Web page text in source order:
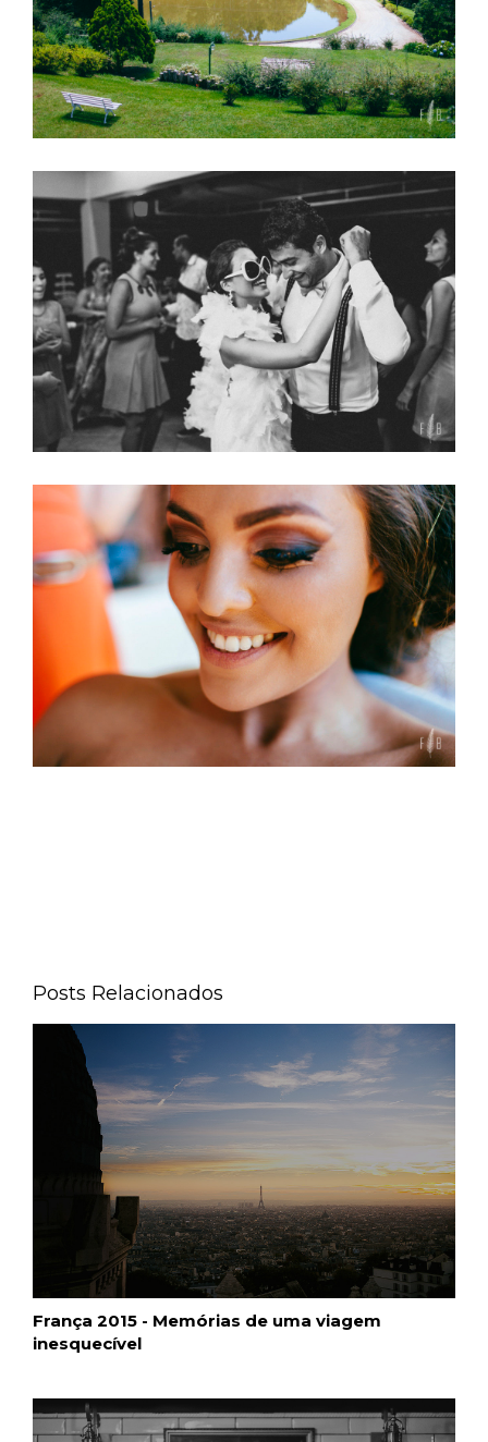
Posts Relacionados
França 2015 - Memórias de uma viagem
inesquecível